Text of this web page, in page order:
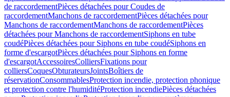
de raccordementPièces détachées pour Coudes de
raccordementManchons de raccordementPièces détachées pour
Manchons de raccordementManchons de raccordementPièces
détachées pour Manchons de raccordementSiphons en tube
coudéPièces détachées pour Siphons en tube coudéSiphons en
forme d'escargotPièces détachées pour Siphons en forme
d'escargotAccessoiresColliersFixations pour
colliersCoquesObturateursJointsBoîtiers de
réservationConsommablesProtection incendie, protection phonique
et protection contre l'humiditéProtection incendiePièces détachées